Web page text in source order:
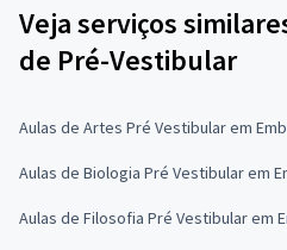
Veja serviços
de Pré-Vestibular
Aulas de Artes Pré Vestibular em
Aulas de Biologia Pré Vestibular em
Aulas de Filosofia Pré Vestibular em